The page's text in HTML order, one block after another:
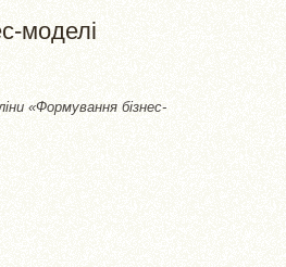
моделі
«Формування бізнес-